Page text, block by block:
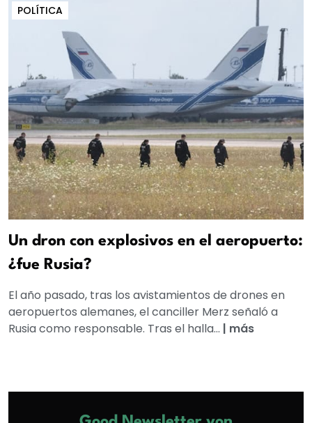
POLÍTICA
Un dron con explosivos en el aeropuerto:
¿fue Rusia?
El año pasado, tras los avistamientos de drones en
aeropuertos alemanes, el canciller Merz señaló a
Rusia como responsable. Tras el halla... | más